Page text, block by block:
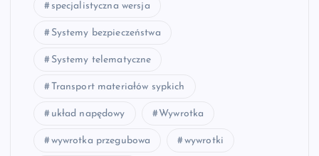
specjalistyczna wersja
Systemy bezpieczeństwa
Systemy telematyczne
Transport materiałów sypkich
układ napędowy Wywrotka
wywrotka przegubowa wywrotki